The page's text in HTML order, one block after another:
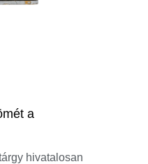
a
hivatalosan